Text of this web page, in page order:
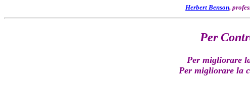
Herbert Benson,
Per
Per migliorare
Per migliorare la